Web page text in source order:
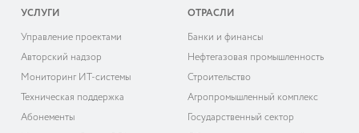
УСЛУГИ
Управление проектами
Авторский надзор
Мониторинг ИТ-системы
Техническая поддержка
Абонементы
ОТРАСЛИ
Банки и финансы
Нефтегазовая промышленность
Строительство
Агропромышленный комплекс
Государственный сектор